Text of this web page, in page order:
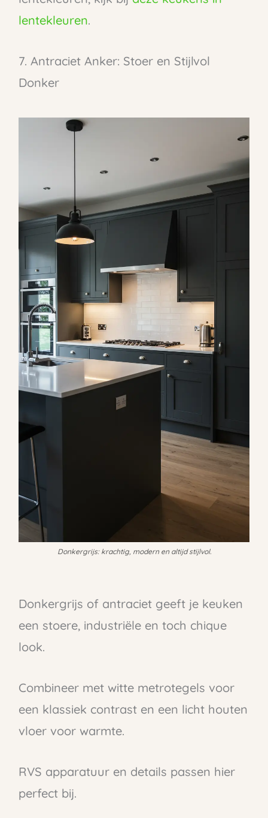
lentekleuren.
7. Antraciet Anker: Stoer en Stijlvol
Donker
Donkergrijs: krachtig, modern en altijd stijlvol.
Donkergrijs of antraciet geeft je keuken
een stoere, industriële en toch chique
look.
Combineer met witte metrotegels voor
een klassiek contrast en een licht houten
vloer voor warmte.
RVS apparatuur en details passen hier
perfect bij.